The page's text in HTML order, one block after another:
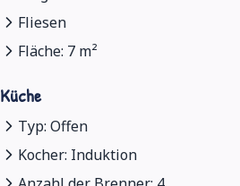
Fliesen
Fläche: 7 m²
Küche
Typ: Offen
Kocher: Induktion